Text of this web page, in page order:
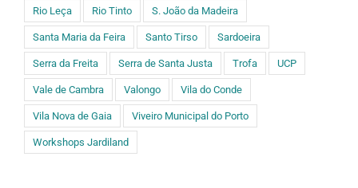
Rio Leça Rio Tinto S. João da Madeira
Santa Maria da Feira Santo Tirso Sardoeira
Serra da Freita Serra de Santa Justa Trofa UCP
Vale de Cambra Valongo Vila do Conde
Vila Nova de Gaia Viveiro Municipal do Porto
Workshops Jardiland